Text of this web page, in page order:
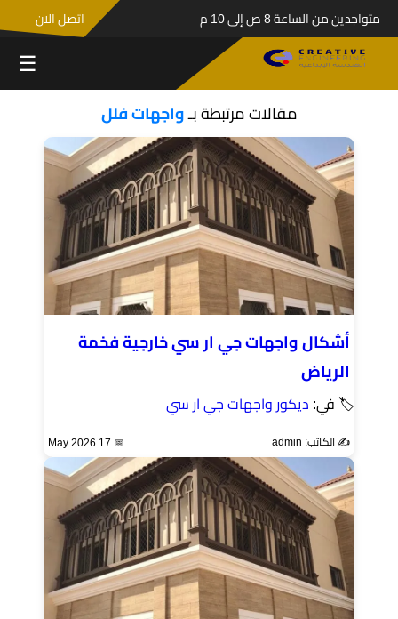
متواجدين من الساعة 8 ص إلى 10 م اتصل الان
☰
مقالات مرتبطة بـواجهات فلل
أشكال واجهات جي ار سي خارجية فخمة
الرياض
🏷 في: ديكور واجهات جي ار سي
✍️ الكاتب: admin 📅 17 May 2026